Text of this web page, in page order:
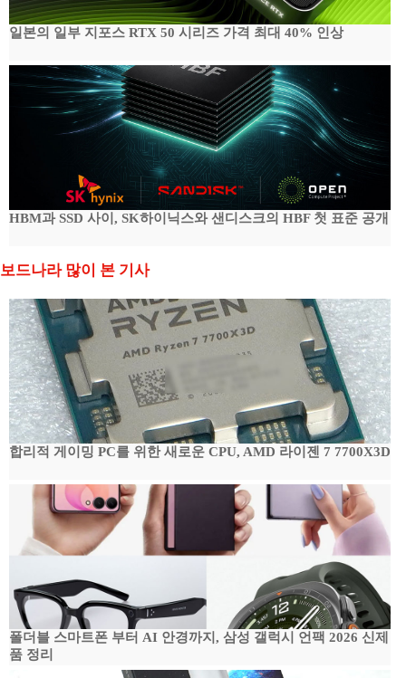
일본의 일부 지포스 RTX 50 시리즈 가격 최대 40% 인상
HBM과 SSD 사이, SK하이닉스와 샌디스크의 HBF 첫 표준 공개
보드나라 많이 본 기사
합리적 게이밍 PC를 위한 새로운 CPU, AMD 라이젠 7 7700X3D
폴더블 스마트폰 부터 AI 안경까지, 삼성 갤럭시 언팩 2026 신제
품 정리